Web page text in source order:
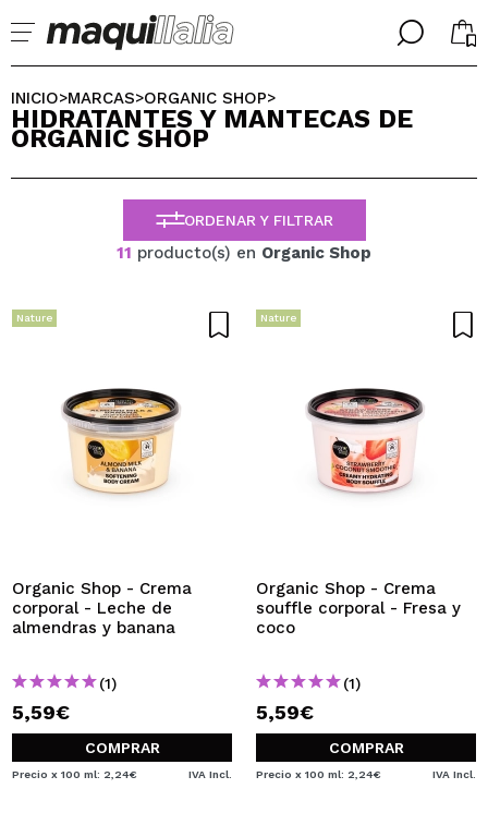
╳
Ya soy #maquilover, tengo cuenta
BIENVENIDX!
No tengo cuenta aquí
QUIERO REGISTRARME
pedidos y consultar tus operaciones anteriores.
╳
SELECCIONA TU IDIOMA
ENGLISH
FRANCES
ALEMAN
ITALIANO
INICIO>MARCAS>ORGANIC SHOP>
HIDRATANTES Y MANTECAS DE
ORGANIC SHOP
ORDENAR Y FILTRAR
11 producto(s) en Organic Shop
Nature
Organic Shop - Crema
corporal - Leche de
almendras y banana
(1)
5,59€
COMPRAR
Precio x 100 ml: 2,24€ IVA Incl.
Nature
Organic Shop - Crema
souffle corporal - Fresa y
coco
(1)
5,59€
COMPRAR
Precio x 100 ml: 2,24€ IVA Incl.